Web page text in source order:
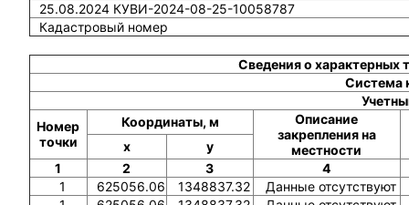
25.08.2024 КУВИ-2024-08-25-10058787
Кадастровый номер
Сведения о характерных
Система
Номер
точки
Координаты, м
Описание
закрепления на
местности
x
y
1
2 3
4
1
625056.06 1348837.32
Данные отсутствуют